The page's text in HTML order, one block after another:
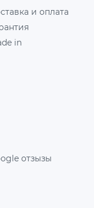
и оплата
in
отзызы